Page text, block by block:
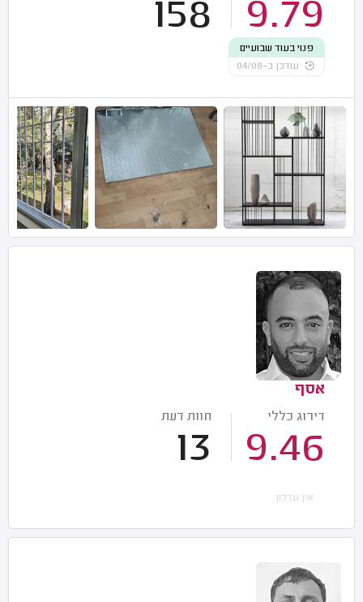
9.79
158
פנוי בעוד שבועיים
עודכן ב-04/08
אסף
דירוג כללי
9.46
חוות דעת
13
אין עדכון